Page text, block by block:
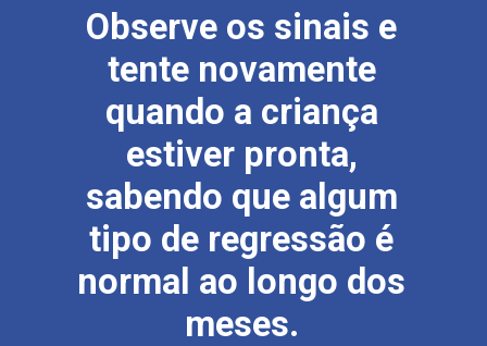
Observe os sinais e
tente novamente
quando a criança
estiver pronta,
sabendo que algum
tipo de regressão é
normal ao longo dos
meses.